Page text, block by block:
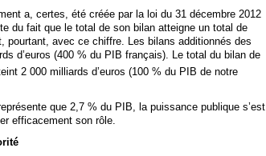
a, certes, été créée par la loi du 31 décembre 2012
du fait que le total de son bilan atteigne un total de
pourtant, avec ce chiffre. Les bilans additionnés des
d’euros (400 % du PIB français). Le total du bilan de
2 000 milliards d’euros (100 % du PIB de notre
que 2,7 % du PIB, la puissance publique s’est
efficacement son rôle.